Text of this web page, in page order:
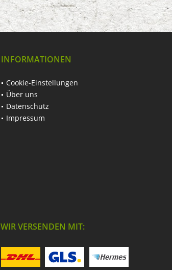
INFORMATIONEN
Cookie-Einstellungen
Über uns
Datenschutz
Impressum
WIR VERSENDEN MIT: